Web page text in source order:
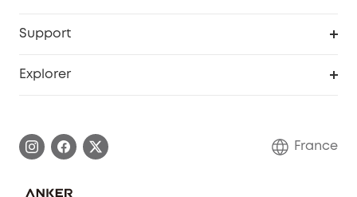
Support
Explorer
Communauté eufy Security
France